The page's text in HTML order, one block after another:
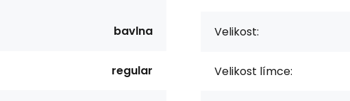
bavlna
regular
Velikost:
Velikost límce: